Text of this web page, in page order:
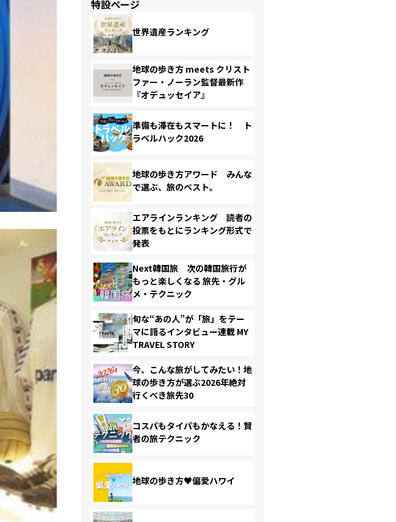
特設ページ
世界遺産ランキング
地球の歩き方 meets クリスト
ファー・ノーラン監督最新作
『オデュッセイア』
準備も滞在もスマートに！ ト
ラベルハック2026
地球の歩き方アワード みんな
で選ぶ、旅のベスト。
エアラインランキング 読者の
投票をもとにランキング形式で
発表
Next韓国旅 次の韓国旅行が
もっと楽しくなる 旅先・グル
メ・テクニック
旬な“あの人”が「旅」をテー
マに語るインタビュー連載 MY
TRAVEL STORY
今、こんな旅がしてみたい！地
球の歩き方が選ぶ2026年絶対
行くべき旅先30
コスパもタイパもかなえる！賢
者の旅テクニック
地球の歩き方♥偏愛ハワイ